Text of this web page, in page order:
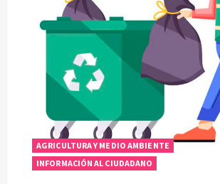
AGRICULTURA Y MEDIO AMBIENTE
INFORMACIÓN AL CIUDADANO